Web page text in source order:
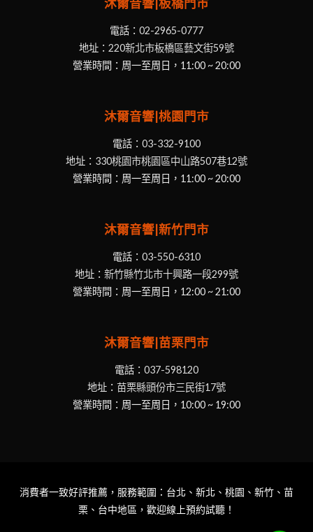
電話： 02-2965-0777
地址： 220新北市板橋區藝文街59號
營業時間：周一至周日，11:00 ~ 20:00
沐爾音響|桃園門市
電話： 03-332-9100
地址： 330桃園市桃園區中山路507巷12號
營業時間：周一至周日，11:00 ~ 20:00
沐爾音響|新竹門市
電話： 03-550-6310
地址： 新竹縣竹北市十興路一段299號
營業時間：周一至周日，12:00 ~ 21:00
沐爾音響|苗栗門市
電話： 037-598120
地址： 苗栗縣頭份市三民街17號
營業時間：周一至周日，10:00 ~ 19:00
消費者一致好評推薦，服務範圍：台北、新北、桃園、新竹、苗
栗、台中地區，歡迎線上預約試聽！